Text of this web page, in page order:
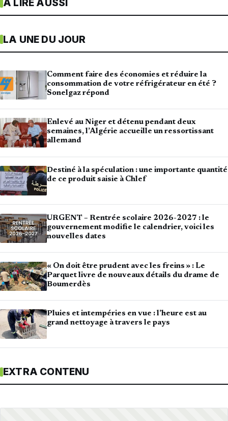
À LIRE AUSSI
LA UNE DU JOUR
Comment faire des économies et réduire la
consommation de votre réfrigérateur en été ?
Sonelgaz répond
Enlevé au Niger et détenu pendant deux
semaines, l’Algérie accueille un ressortissant
allemand
Destiné à la spéculation : une importante quantité
de ce produit saisie à Chlef
URGENT – Rentrée scolaire 2026-2027 : le
gouvernement modifie le calendrier, voici les
nouvelles dates
« On doit être prudent avec les freins » : Le
Parquet livre de nouveaux détails du drame de
Boumerdès
Pluies et intempéries en vue : l’heure est au
grand nettoyage à travers le pays
EXTRA CONTENU